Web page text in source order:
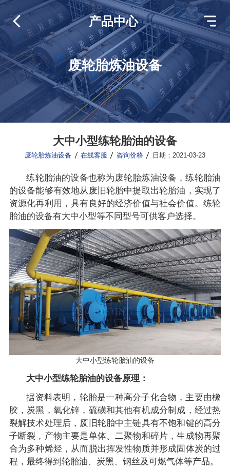
废轮胎炼油设备
产品中心
大中小型练轮胎油的设备
废轮胎炼油设备 在线客服 咨询价格 日期：2021-03-23
练轮胎油的设备也称为废轮胎炼油设备，练轮胎油
的设备能够有效地从废旧轮胎中提取出轮胎油，实现了
资源化再利用，具有良好的经济价值与社会价值。练轮
胎油的设备有大中小型等不同型号可供客户选择。
大中小型练轮胎油的设备
大中小型练轮胎油的设备原理：
据资料表明，轮胎是一种高分子化合物，主要由橡
胶，炭黑，氧化锌，硫磺和其他有机成分制成，经过热
裂解技术处理后，废旧轮胎中主链具有不饱和键的高分
子断裂，产物主要是单体、二聚物和碎片，生成物再聚
合为多种烯烃，从而脱出挥发性物质并形成固体炭的过
程，最终得到轮胎油、炭黑、钢丝及可燃气体等产品。